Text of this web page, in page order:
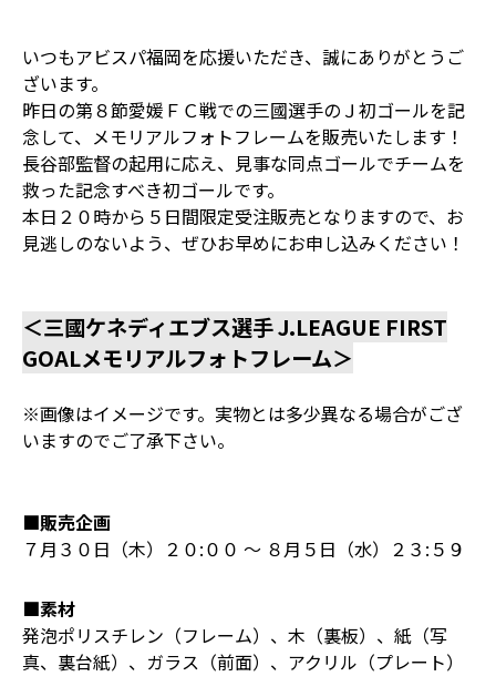
いつもアビスパ福岡を応援いただき、誠にありがとうご
ざいます。
昨日の第８節愛媛ＦＣ戦での三國選手のＪ初ゴールを記
念して、メモリアルフォトフレームを販売いたします！
長谷部監督の起用に応え、見事な同点ゴールでチームを
救った記念すべき初ゴールです。
本日２０時から５日間限定受注販売となりますので、お
見逃しのないよう、ぜひお早めにお申し込みください！
＜三國ケネディエブス選手 J.LEAGUE FIRST
GOALメモリアルフォトフレーム＞
※画像はイメージです。実物とは多少異なる場合がござ
いますのでご了承下さい。
■販売企画
７月３０日（木）２０:００ ～ ８月５日（水）２３:５９
■素材
発泡ポリスチレン（フレーム）、木（裏板）、紙（写
真、裏台紙）、ガラス（前面）、アクリル（プレート）